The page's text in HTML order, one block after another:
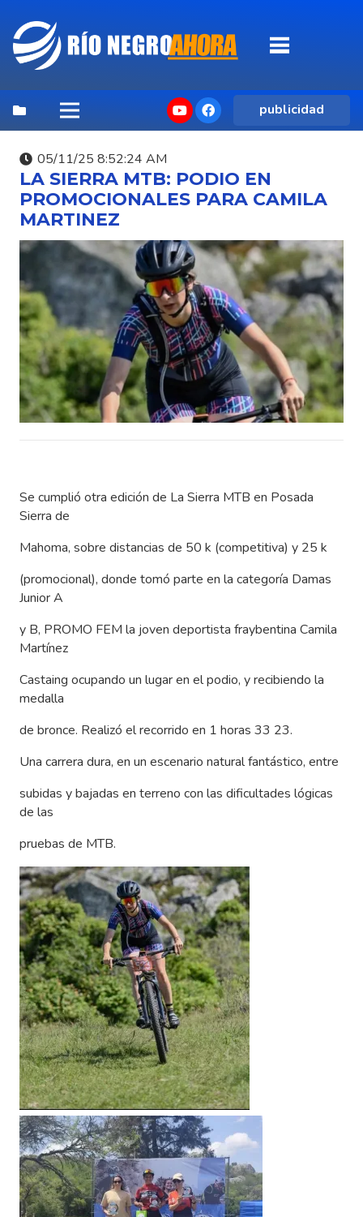
publicidad
05/11/25 8:52:24 AM
LA SIERRA MTB: PODIO EN
PROMOCIONALES PARA CAMILA
MARTINEZ
Se cumplió otra edición de La Sierra MTB en Posada
Sierra de
Mahoma, sobre distancias de 50 k (competitiva) y 25 k
(promocional), donde tomó parte en la categoría Damas
Junior A
y B, PROMO FEM la joven deportista fraybentina Camila
Martínez
Castaing ocupando un lugar en el podio, y recibiendo la
medalla
de bronce. Realizó el recorrido en 1 horas 33 23.
Una carrera dura, en un escenario natural fantástico, entre
subidas y bajadas en terreno con las dificultades lógicas
de las
pruebas de MTB.